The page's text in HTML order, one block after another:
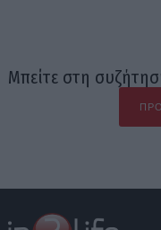
Μπείτε στη